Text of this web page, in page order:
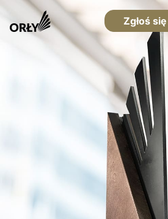
Zgłoś się